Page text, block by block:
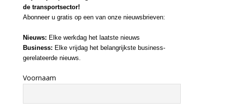
de transportsector!
Abonneer u gratis op een van onze nieuwsbrieven:
Nieuws: Elke werkdag het laatste nieuws
Business: Elke vrijdag het belangrijkste business-
gerelateerde nieuws.
Voornaam